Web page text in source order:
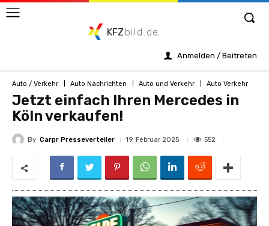
KFZ bild.de
Anmelden / Beitreten
Auto / Verkehr Auto Nachrichten Auto und Verkehr Auto Verkehr
Jetzt einfach Ihren Mercedes in
Köln verkaufen!
By Carpr Presseverteiler 19. Februar 2025 552